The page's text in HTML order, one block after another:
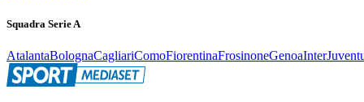
Squadra Serie A
AtalantaBolognaCagliariComoFiorentinaFrosinoneGenoaInter